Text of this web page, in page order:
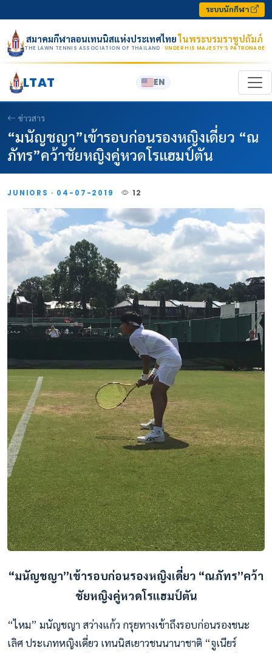
ระบบนักกีฬา
สมาคมกีฬาลอนเทนนิสแห่งประเทศไทยในพระบรมราชูปถัมภ์
THE LAWN TENNIS ASSOCIATION OF THAILAND · UNDER HIS MAJESTY’S PATRONAGE
LTAT EN
ข่าวสาร
“มนัญชญา”เข้ารอบก่อนรองหญิงเดี่ยว “ณ
ภัทร”คว้าชัยหญิงคู่หวดโรแฮมป์ตัน
JUNIORS · 04-07-2019 12
“มนัญชญา”เข้ารอบก่อนรองหญิงเดี่ยว “ณภัทร”คว้า
ชัยหญิงคู่หวดโรแฮมป์ตัน
“ไหม” มนัญชญา สว่างแก้ว กรุยทางเข้าถึงรอบก่อนรองชนะ
เลิศ ประเภทหญิงเดี่ยว เทนนิสเยาวชนนานาชาติ “จูเนียร์